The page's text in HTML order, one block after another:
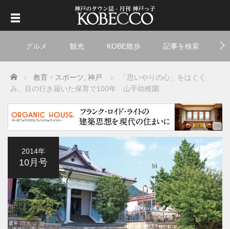
グルメ 観光 KOBE散歩 記事を検索
Home 教育・スポーツ 神戸
「思いやりの心」をはぐく
み、目の行き届いた保育で100年 山手幼稚園
2014年
10月号